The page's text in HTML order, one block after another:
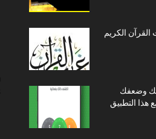
الكريم
وضعفك
هذا التطبيق